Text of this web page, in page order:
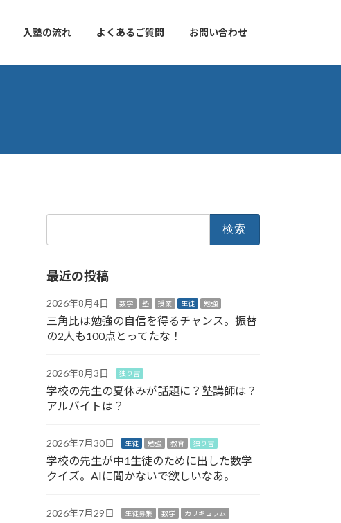
入塾の流れ よくあるご質問 お問い合わせ
最近の投稿
2026年8月4日 数学 塾 授業 生徒 勉強
三角比は勉強の自信を得るチャンス。振替
の2人も100点とってたな！
2026年8月3日 独り言
学校の先生の夏休みが話題に？塾講師は？
アルバイトは？
2026年7月30日 生徒 勉強 教育 独り言
学校の先生が中1生徒のために出した数学
クイズ。AIに聞かないで欲しいなあ。
2026年7月29日 生徒募集 数学 カリキュラム